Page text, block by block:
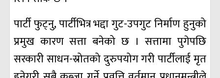
पार्टी फुट्नु, पार्टीभित्र भद्दा गुट-उपगुट निर्माण हुनुको
प्रमुख कारण सत्ता बनेको छ । सत्तामा पुगेपछि
सरकारी साधन-स्रोतको दुरुपयोग गरी पार्टीलाई मृत